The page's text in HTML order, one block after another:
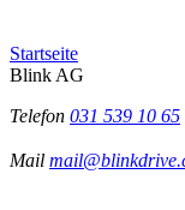
Startseite
Blink AG
Telefon 031 539 10 65
Mail